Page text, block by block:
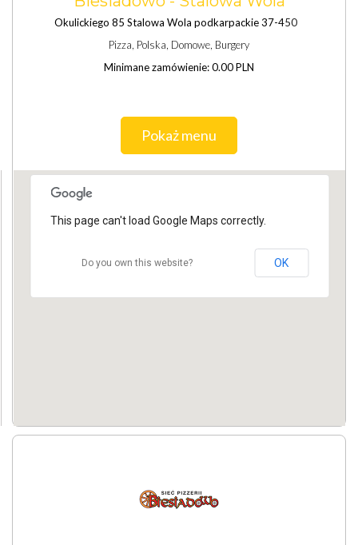
Okulickiego 85 Stalowa Wola podkarpackie 37-450
Pizza, Polska, Domowe, Burgery
Minimane zamówienie: 0.00 PLN
Pokaż menu
This page can't load Google Maps correctly.
Do you own this website? OK